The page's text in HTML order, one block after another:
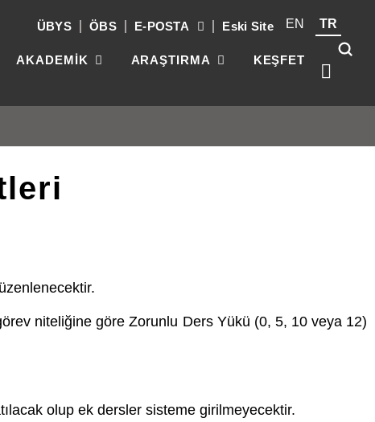
ÜBYS ÖBS E-POSTA Eski Site EN TR
AKADEMİK ARAŞTIRMA KEŞFET
niteliğine göre Zorunlu Ders Yükü (0, 5, 10 veya 12)
olup ek dersler sisteme girilmeyecektir.